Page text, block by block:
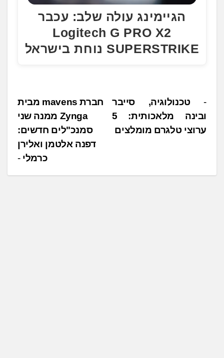
הגיימינג עולה שלב: עכבר
Logitech G PRO X2
SUPERSTRIKE נוחת בישראל
נ
י
ו
ט
חברת mavens מבית
Zynga ממנה שני
סמנכ"לים חדשים:
דפנה אלטמן ואלירן
כרמלי
טכנולוגיה, סייבר
ובינה מלאכותית: 5
ערוצי טלגרם מומלצים